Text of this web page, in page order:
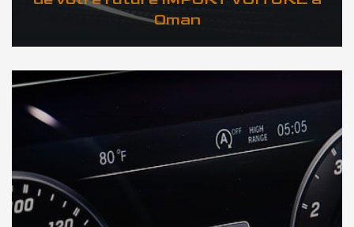
Oman
DÉCOUVREZ VOTRE INSPECTION AUTO a Oman